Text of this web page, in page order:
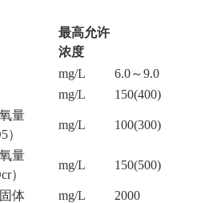
最高允许
浓度
mg/L
6.0～9.0
mg/L 150(400)
量
）
mg/L 100(300)
量
）
mg/L 150(500)
体 mg/L
2000